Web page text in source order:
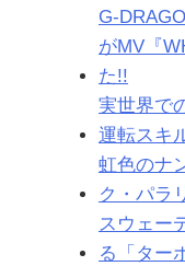
G-
がMV『
た!!
実世界で
運転スキ
虹色のナ
ク・パラ
スウェー
る「ター